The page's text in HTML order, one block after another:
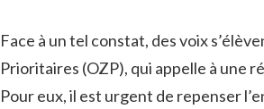
Face à un tel constat, des voix
Prioritaires (OZP), qui appelle à une
Pour eux, il est urgent de repenser